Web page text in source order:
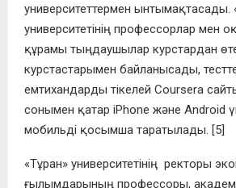
университеттермен ынтымақтасады.
университетінің профессорлар мен
құрамы тыңдаушылар курстардан
курстастарымен байланысады,
емтихандарды тікелей Coursera
сонымен қатар iPhone және Android
мобильді қосымша таратылады. [5]
«Тұран» университетінің ректоры
ғылымдарының профессоры,